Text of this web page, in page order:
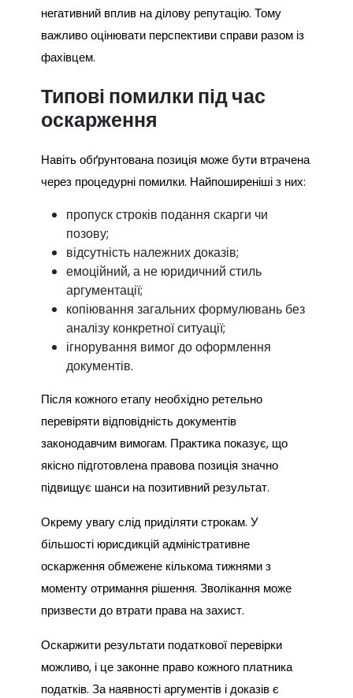
негативний вплив на ділову репутацію. Тому
важливо оцінювати перспективи справи разом із
фахівцем.
Типові помилки під час
оскарження
Навіть обґрунтована позиція може бути втрачена
через процедурні помилки. Найпоширеніші з них:
пропуск строків подання скарги чи
позову;
відсутність належних доказів;
емоційний, а не юридичний стиль
аргументації;
копіювання загальних формулювань без
аналізу конкретної ситуації;
ігнорування вимог до оформлення
документів.
Після кожного етапу необхідно ретельно
перевіряти відповідність документів
законодавчим вимогам. Практика показує, що
якісно підготовлена правова позиція значно
підвищує шанси на позитивний результат.
Окрему увагу слід приділяти строкам. У
більшості юрисдикцій адміністративне
оскарження обмежене кількома тижнями з
моменту отримання рішення. Зволікання може
призвести до втрати права на захист.
Оскаржити результати податкової перевірки
можливо, і це законне право кожного платника
податків. За наявності аргументів і доказів є